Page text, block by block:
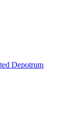
Depotrum